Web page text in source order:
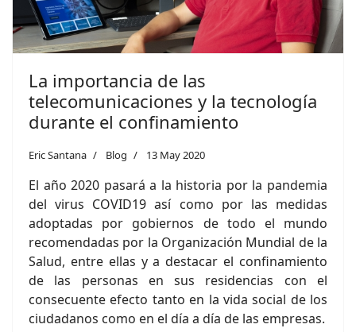
La importancia de las
telecomunicaciones y la tecnología
durante el confinamiento
Eric Santana Blog 13 May 2020
El año 2020 pasará a la historia por la pandemia
del virus COVID19 así como por las medidas
adoptadas por gobiernos de todo el mundo
recomendadas por la Organización Mundial de la
Salud, entre ellas y a destacar el confinamiento
de las personas en sus residencias con el
consecuente efecto tanto en la vida social de los
ciudadanos como en el día a día de las empresas.